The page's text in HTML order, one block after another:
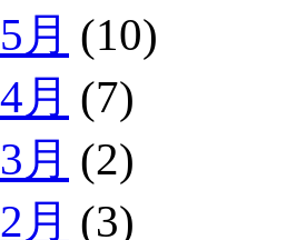
月 (10)
月 (7)
月 (2)
月 (3)